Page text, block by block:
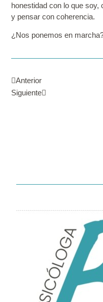
honestidad con lo que soy,
y pensar con coherencia.
¿Nos ponemos en
Anterior
Siguiente